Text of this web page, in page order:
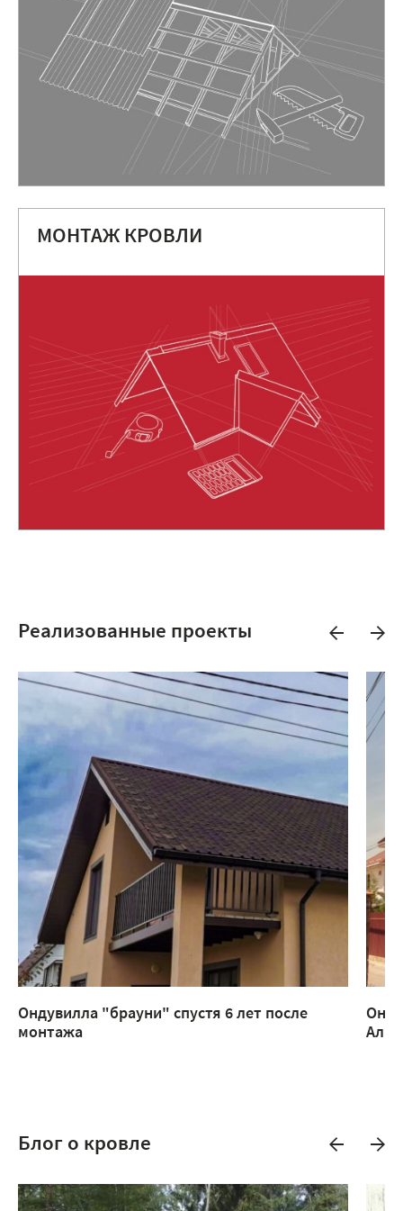
МОНТАЖ КРОВЛИ
Реализованные проекты
Ондувилла "брауни" спустя 6 лет после
монтажа
Блог о кровле